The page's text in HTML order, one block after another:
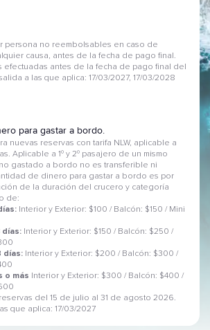
persona no reembolsables en caso de
causa, antes de la fecha de pago final.
efectuadas antes de la fecha de pago final del
a las que aplica: 17/03/2027, 17/03/2028
para gastar a bordo.
nuevas reservas con tarifa NLW, aplicable a
Aplicable a 1º y 2º pasajero de un mismo
gastado a bordo no es transferible ni
de dinero para gastar a bordo es por
de la duración del crucero y categoría
de:
Interior y Exterior: $100 / Balcón: $150 / Mini
días: Interior y Exterior: $150 / Balcón: $250 /
días: Interior y Exterior: $200 / Balcón: $300 /
o más
Interior y Exterior: $300 / Balcón: $400 /
del 15 de julio al 31 de agosto 2026.
que aplica: 17/03/2027